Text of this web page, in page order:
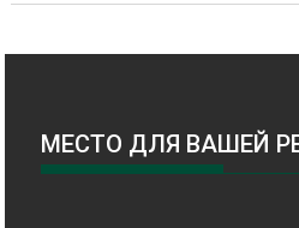
МЕСТО ДЛЯ ВАШЕЙ